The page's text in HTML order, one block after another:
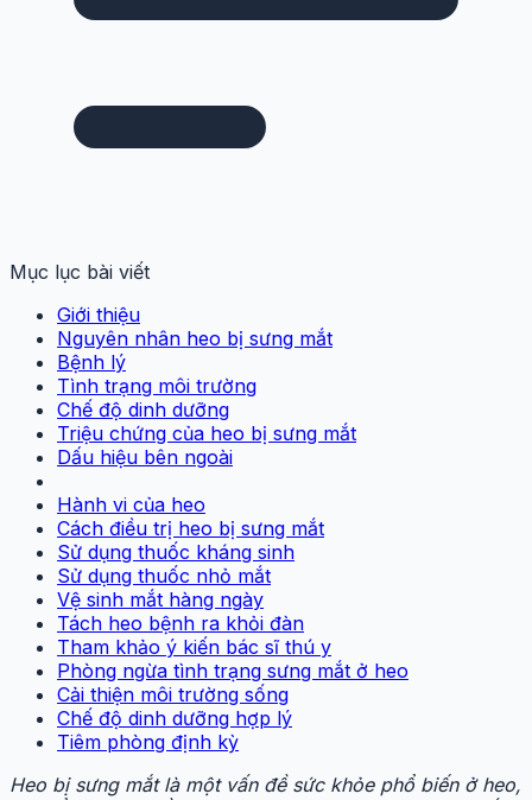
Mục lục bài viết
Giới thiệu
Nguyên nhân heo bị sưng mắt
Bệnh lý
Tình trạng môi trường
Chế độ dinh dưỡng
Triệu chứng của heo bị sưng mắt
Dấu hiệu bên ngoài
Hành vi của heo
Cách điều trị heo bị sưng mắt
Sử dụng thuốc kháng sinh
Sử dụng thuốc nhỏ mắt
Vệ sinh mắt hàng ngày
Tách heo bệnh ra khỏi đàn
Tham khảo ý kiến bác sĩ thú y
Phòng ngừa tình trạng sưng mắt ở heo
Cải thiện môi trường sống
Chế độ dinh dưỡng hợp lý
Tiêm phòng định kỳ
Heo bị sưng mắt là một vấn đề sức khỏe phổ biến ở heo,